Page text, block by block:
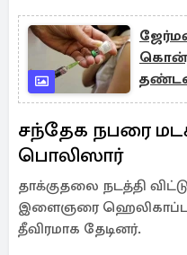
கொன்ற
சந்தேக நபரை
பொலிஸார்
தாக்குதலை நடத்தி
இளைஞரை
தீவிரமாக தேடினர்.